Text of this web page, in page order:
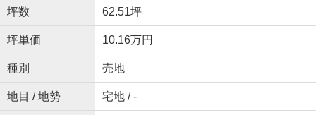
坪数 62.51坪
坪単価 10.16万円
種別 売地
地目 / 地勢 宅地 / -